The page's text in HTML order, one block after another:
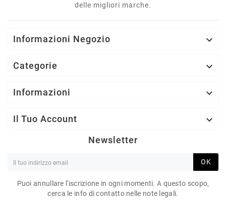
delle migliori marche.
Informazioni Negozio 
Categorie 
Informazioni 
Il Tuo Account 
Newsletter
OK
Puoi annullare l'iscrizione in ogni momenti. A questo scopo,
cerca le info di contatto nelle note legali.